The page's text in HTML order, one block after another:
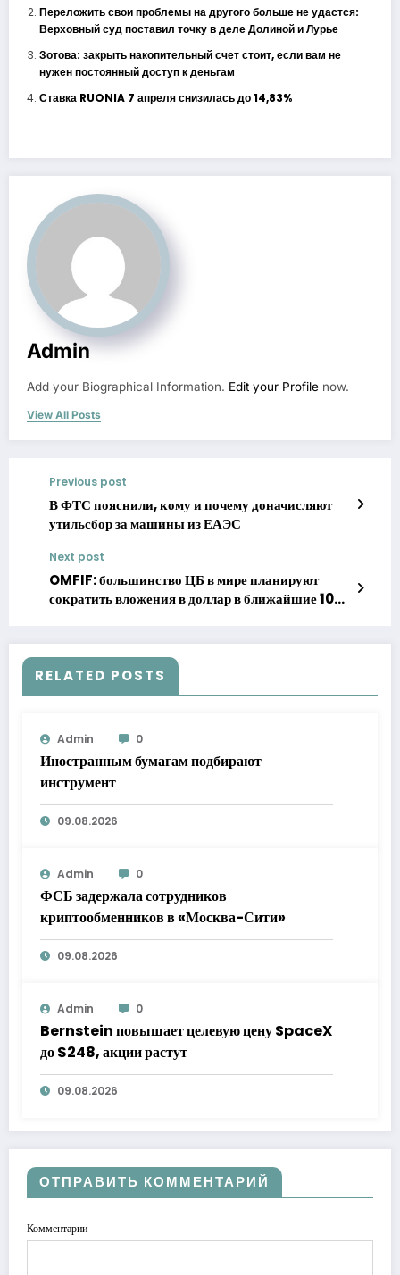
Переложить свои проблемы на другого больше не удастся:
Верховный суд поставил точку в деле Долиной и Лурье
Зотова: закрыть накопительный счет стоит, если вам не
нужен постоянный доступ к деньгам
Ставка RUONIA 7 апреля снизилась до 14,83%
Admin
Add your Biographical Information. Edit your Profile now.
View All Posts
Previous post
В ФТС пояснили, кому и почему доначисляют
утильсбор за машины из ЕАЭС
Next post
OMFIF: большинство ЦБ в мире планируют
сократить вложения в доллар в ближайшие 10
RELATED POSTS
Admin 0
Иностранным бумагам подбирают
инструмент
09.08.2026
Admin 0
ФСБ задержала сотрудников
криптообменников в «Москва-Сити»
09.08.2026
Admin 0
Bernstein повышает целевую цену SpaceX
до $248, акции растут
09.08.2026
ОТПРАВИТЬ КОММЕНТАРИЙ
Комментарии